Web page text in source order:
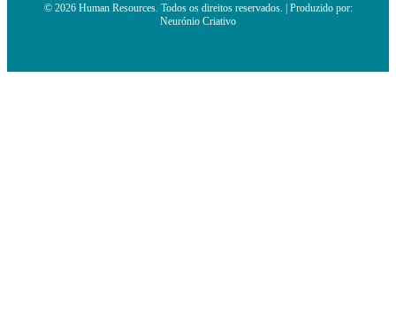
© 2026 Human Resources. Todos os direitos reservados. | Produzido por:
Neurónio Criativo